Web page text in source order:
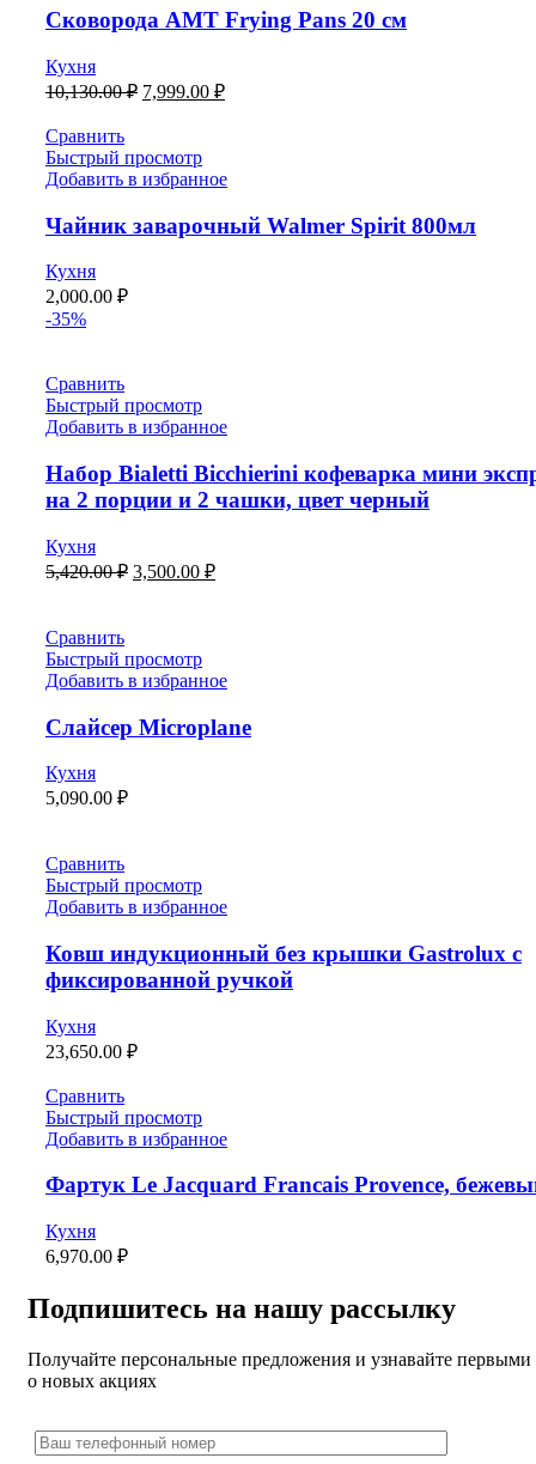
Сковорода AMT Frying Pans 20 см
Кухня
10,130.00₽ 7,999.00 ₽
Сравнить
Быстрый просмотр
Добавить в избранное
Чайник заварочный Walmer Spirit 800мл
Кухня
2,000.00 ₽
-35%
Сравнить
Быстрый просмотр
Добавить в избранное
Набор Bialetti Bicchierini кофеварка мини
на 2 порции и 2 чашки, цвет черный
Кухня
5,420.00₽ 3,500.00 ₽
Сравнить
Быстрый просмотр
Добавить в избранное
Слайсер Microplane
Кухня
5,090.00 ₽
Сравнить
Быстрый просмотр
Добавить в избранное
Ковш индукционный без крышки Gastrolux с
фиксированной ручкой
Кухня
23,650.00 ₽
Сравнить
Быстрый просмотр
Добавить в избранное
Фартук Le Jacquard Francais Provence,
Кухня
6,970.00 ₽
Подпишитесь на нашу рассылку
Получайте персональные предложения и узнавайте первыми
о новых акциях